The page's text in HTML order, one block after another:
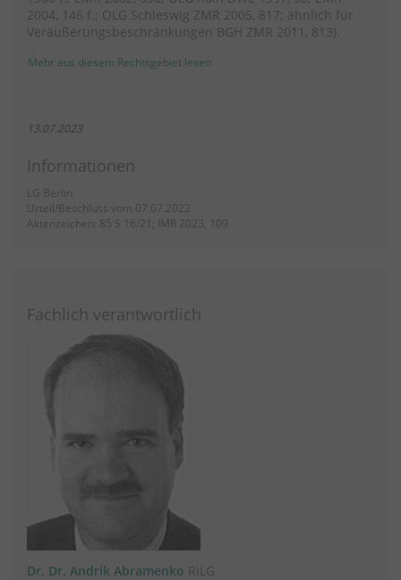
2004, 146 f.; OLG Schleswig ZMR 2005, 817; ähnlich für
Veräußerungsbeschränkungen BGH ZMR 2011, 813).
Mehr aus diesem Rechtsgebiet lesen
13.07.2023
Informationen
LG Berlin
Urteil/Beschluss vom 07.07.2022
Aktenzeichen: 85 S 16/21; IMR 2023, 109
Fachlich verantwortlich
Dr. Dr. Andrik Abramenko RiLG